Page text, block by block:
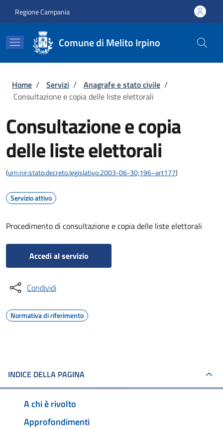
Regione Campania
Comune di Melito Irpino
Briciole di pane
Home / Servizi / Anagrafe e stato civile /
Consultazione e copia delle liste elettorali
Consultazione e copia
delle liste elettorali
(urn:nir:stato:decreto.legislativo:2003-06-30;196~art177)
Servizio attivo
Procedimento di consultazione e copia delle liste elettorali
Accedi al servizio
Condividi
Normativa di riferimento
INDICE DELLA PAGINA
A chi è rivolto
Approfondimenti